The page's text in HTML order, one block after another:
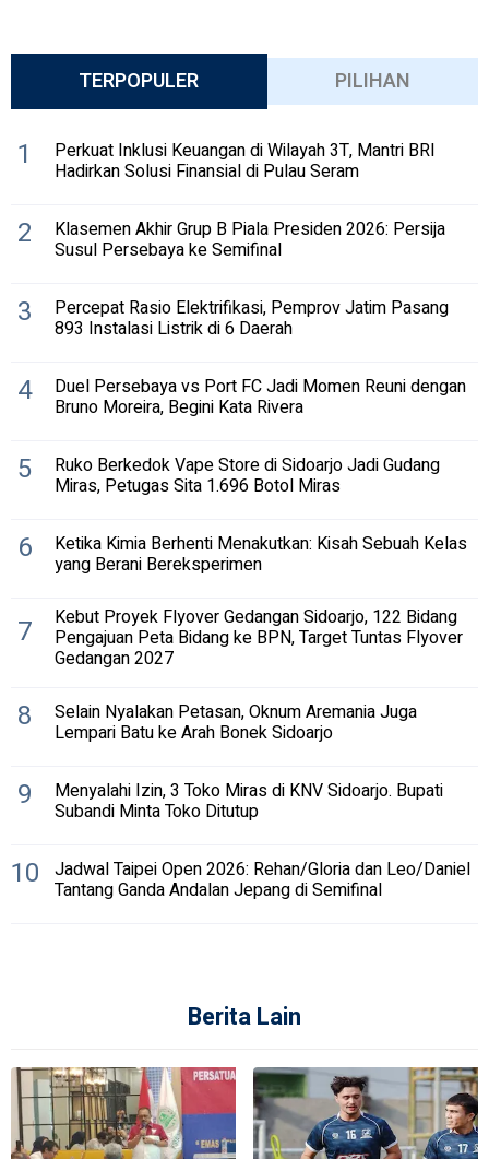
TERPOPULER PILIHAN
1 Perkuat Inklusi Keuangan di Wilayah 3T, Mantri BRI
Hadirkan Solusi Finansial di Pulau Seram
2 Klasemen Akhir Grup B Piala Presiden 2026: Persija
Susul Persebaya ke Semifinal
3 Percepat Rasio Elektrifikasi, Pemprov Jatim Pasang
893 Instalasi Listrik di 6 Daerah
4 Duel Persebaya vs Port FC Jadi Momen Reuni dengan
Bruno Moreira, Begini Kata Rivera
5 Ruko Berkedok Vape Store di Sidoarjo Jadi Gudang
Miras, Petugas Sita 1.696 Botol Miras
6 Ketika Kimia Berhenti Menakutkan: Kisah Sebuah Kelas
yang Berani Bereksperimen
7 Kebut Proyek Flyover Gedangan Sidoarjo, 122 Bidang
Pengajuan Peta Bidang ke BPN, Target Tuntas Flyover
Gedangan 2027
8 Selain Nyalakan Petasan, Oknum Aremania Juga
Lempari Batu ke Arah Bonek Sidoarjo
9 Menyalahi Izin, 3 Toko Miras di KNV Sidoarjo. Bupati
Subandi Minta Toko Ditutup
10 Jadwal Taipei Open 2026: Rehan/Gloria dan Leo/Daniel
Tantang Ganda Andalan Jepang di Semifinal
Berita Lain